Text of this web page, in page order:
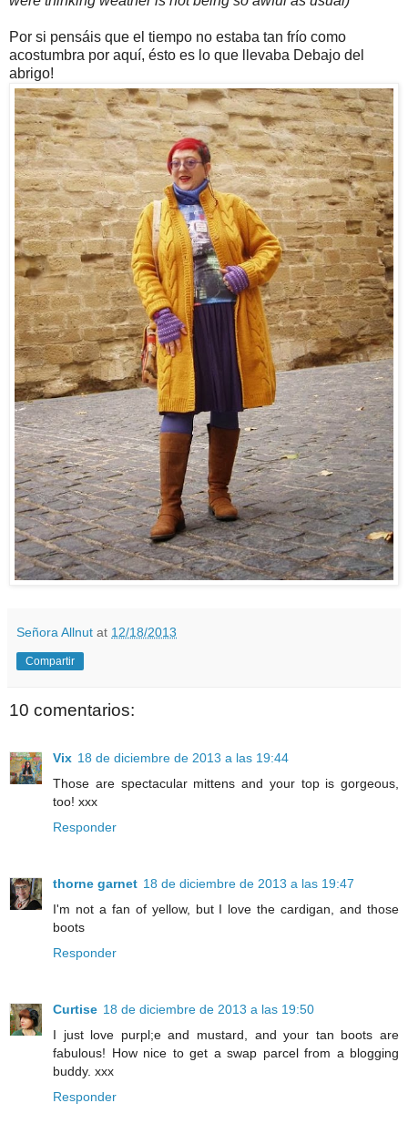
Por si pensáis que el tiempo no estaba tan frío como
acostumbra por aquí, ésto es lo que llevaba Debajo del
abrigo!
Señora Allnut at 12/18/2013
Compartir
10 comentarios:
Vix 18 de diciembre de 2013 a las 19:44
Those are spectacular mittens and your top is gorgeous,
too! xxx
Responder
thorne garnet 18 de diciembre de 2013 a las 19:47
I'm not a fan of yellow, but I love the cardigan, and those
boots
Responder
Curtise 18 de diciembre de 2013 a las 19:50
I just love purpl;e and mustard, and your tan boots are
fabulous! How nice to get a swap parcel from a blogging
buddy. xxx
Responder